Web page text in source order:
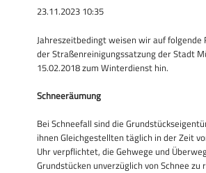
23.11.2023 10:35
Jahreszeitbedingt weisen wir auf folgende
der Straßenreinigungssatzung der Stadt
15.02.2018 zum Winterdienst hin.
Schneeräumung
Bei Schneefall sind die
ihnen Gleichgestellten täglich in der Zeit
Uhr verpflichtet, die Gehwege und
Grundstücken unverzüglich von Schnee zu